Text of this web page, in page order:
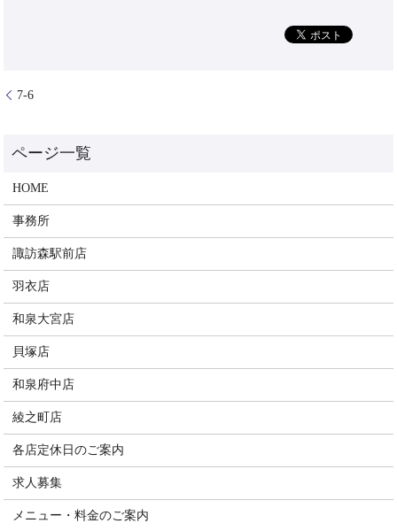
7-6
HOME
事務所
諏訪森駅前店
羽衣店
和泉大宮店
貝塚店
和泉府中店
綾之町店
各店定休日のご案内
求人募集
メニュー・料金のご案内